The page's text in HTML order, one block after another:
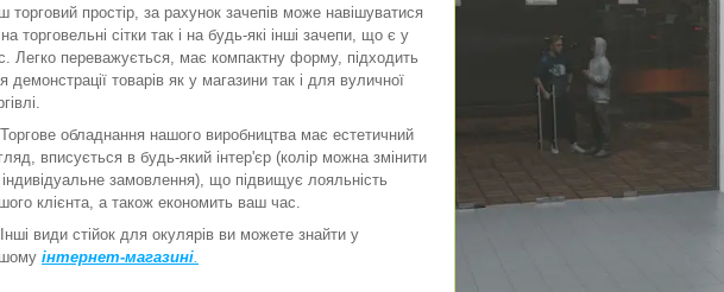
торговий простір, за рахунок зачепів може навішуватися
торговельні сітки так і на будь-які інші зачепи, що є у
Легко переважується, має компактну форму, підходить
демонстрації товарів як у магазини так і для вуличної
обладнання нашого виробництва має естетичний
вписується в будь-який інтер'єр (колір можна змінити
індивідуальне замовлення), що підвищує лояльність
клієнта, а також економить ваш час.
види стійок для окулярів ви можете знайти у
інтернет-магазині